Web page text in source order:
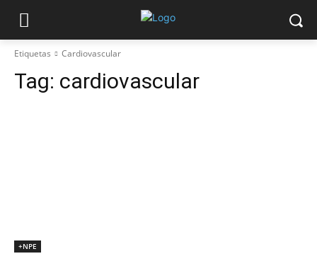
Etiquetas Cardiovascular
Tag: cardiovascular
+NPE